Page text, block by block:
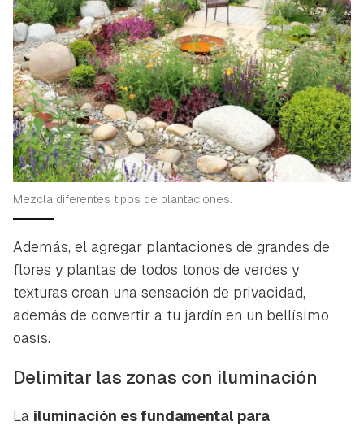
Mezcla diferentes tipos de plantaciones.
Además, el agregar plantaciones de grandes de
flores y plantas de todos tonos de verdes y
texturas crean una sensación de privacidad,
además de convertir a tu jardín en un bellísimo
oasis.
Delimitar las zonas con iluminación
La iluminación es fundamental para